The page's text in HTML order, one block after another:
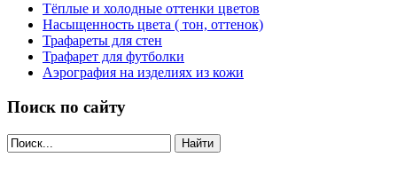
Тёплые и холодные оттенки цветов
Насыщенность цвета ( тон, оттенок)
Трафареты для стен
Трафарет для футболки
Аэрография на изделиях из кожи
Поиск по сайту
Найти